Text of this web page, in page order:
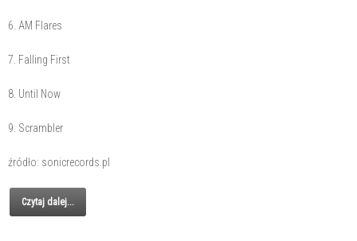
6. AM Flares
7. Falling First
8. Until Now
9. Scrambler
źródło: sonicrecords.pl
Czytaj dalej...